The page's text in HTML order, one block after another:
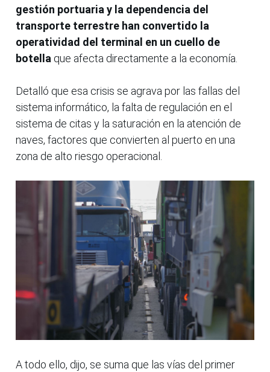
gestión portuaria y la dependencia del
transporte terrestre han convertido la
operatividad del terminal en un cuello de
botella que afecta directamente a la economía.
Detalló que esa crisis se agrava por las fallas del
sistema informático, la falta de regulación en el
sistema de citas y la saturación en la atención de
naves, factores que convierten al puerto en una
zona de alto riesgo operacional.
A todo ello, dijo, se suma que las vías del primer